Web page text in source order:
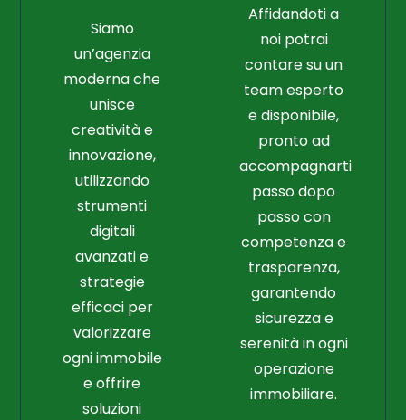
Siamo
un’agenzia
moderna che
unisce
creatività e
innovazione,
utilizzando
strumenti
digitali
avanzati e
strategie
efficaci per
valorizzare
ogni immobile
e offrire
soluzioni
Affidandoti a
noi potrai
contare su un
team esperto
e disponibile,
pronto ad
accompagnarti
passo dopo
passo con
competenza e
trasparenza,
garantendo
sicurezza e
serenità in ogni
operazione
immobiliare.